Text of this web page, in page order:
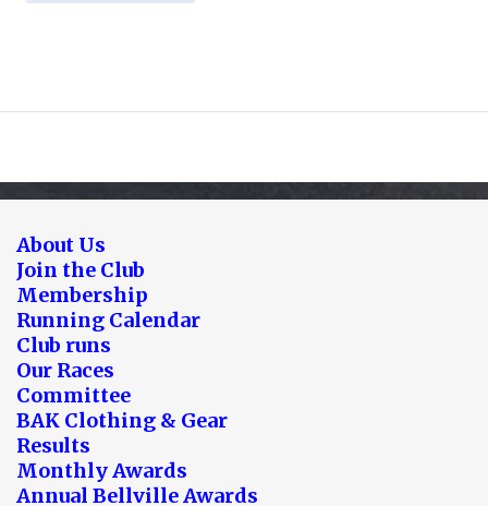
About Us
Join the Club
Membership
Running Calendar
Club runs
Our Races
Committee
BAK Clothing & Gear
Results
Monthly Awards
Annual Bellville Awards